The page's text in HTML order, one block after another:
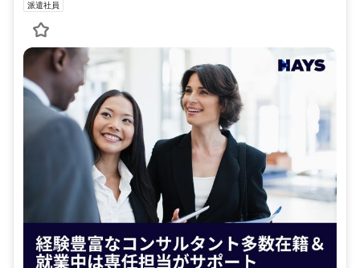
派遣社員